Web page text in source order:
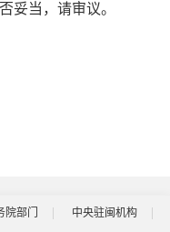
当，请审议。
院部门
中央驻闽机构